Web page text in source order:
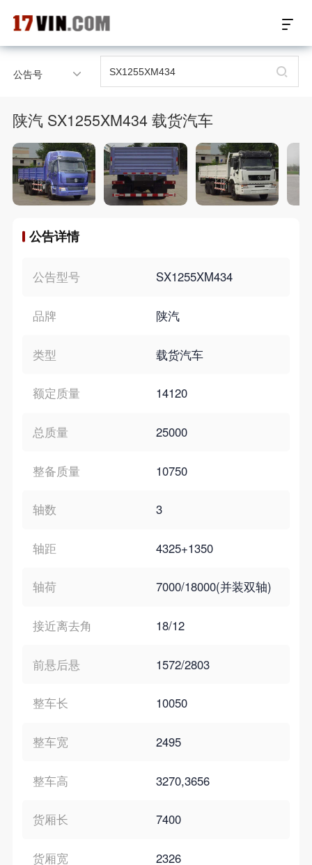
17VIN车架号查询首页
汽配产品车型适配
汽配产品电子目录
微信群智能客服
个性化私人定制
公告号
陕汽 SX1255XM434 载货汽车
公告详情
公告型号 SX1255XM434
品牌 陕汽
类型 载货汽车
额定质量 14120
总质量 25000
整备质量 10750
轴数 3
轴距 4325+1350
轴荷 7000/18000(并装双轴)
接近离去角 18/12
前悬后悬 1572/2803
整车长 10050
整车宽 2495
整车高 3270,3656
货厢长 7400
货厢宽 2326